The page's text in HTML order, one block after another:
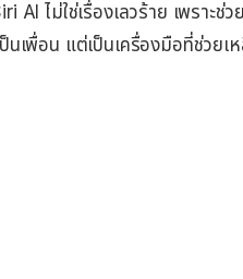
AI ไม่ใช่เรื่องเลวร้าย เพราะช่
นเพื่อน แต่เป็นเครื่องมือที่ช่วย